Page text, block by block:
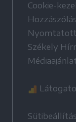
Cookie-
Nyomtatott
Székely